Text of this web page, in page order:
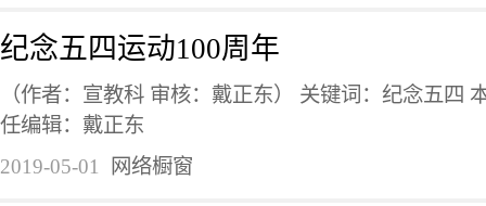
纪念五四运动100周年
（作者：宣教科 审核：戴正东） 关键词：纪念五四
任编辑：戴正东
2019-05-01
网络橱窗